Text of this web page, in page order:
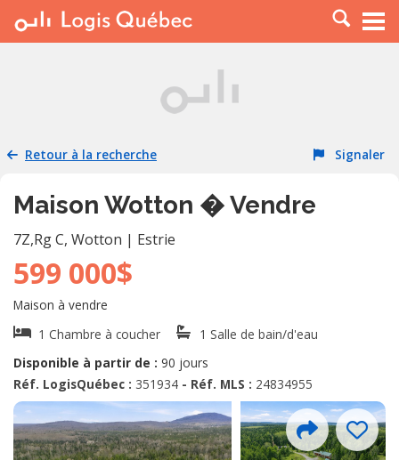
À LOUER
PLACER UNE ANNONCE
RESSOURCES
Retour à la recherche Signaler
Maison Wotton � Vendre
7Z,Rg C, Wotton | Estrie
599 000$
Maison à vendre
1 Chambre à coucher
1 Salle de bain/d'eau
Disponible à partir de : 90 jours
Réf. LogisQuébec : 351934 - Réf. MLS : 24834955